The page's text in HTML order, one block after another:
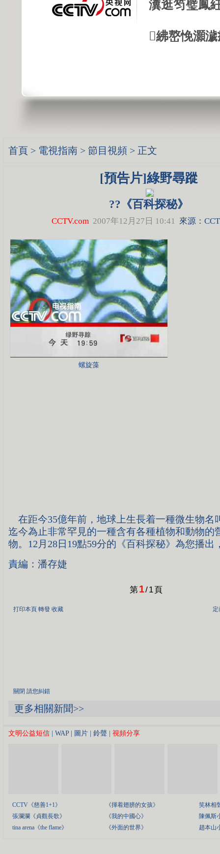
瀵逛笉璧鳳
紼嶅悗灝
首頁 > 電視指南 > 節目視頻 > 正文
[預告片]綠野尋蹤
??《百科探秘》
CCTV.com 2007年12月27日 10:41 來源：
螺旋藻
在距今35億年前，地球上生長着一種微生物名
迄今為止非常罕見的一種含有各種植物和動物的
物。12月28日19點59分的《百科探秘》為您播出
責編：潘存婕
第1/1頁
打印本頁 轉發 收藏
關閉 請您糾錯
更多相關新聞>>
文明公益短信 WAP| 圖片 鈴聲 視頻分享
CCTV《慈善1+1》
張瀾瀾《貞觀長歌》
tina arena《the flame》
《揮着翅膀的女孩》
《我的中國心》
《外面的世界》
笑林相
陳佩斯
趙本山